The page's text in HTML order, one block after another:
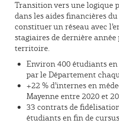
Transition vers une logique
dans les aides financières
constituer un réseau avec
stagiaires de dernière année
territoire.
Environ 400 étudiants
par le Département
+22 % d’internes en
Mayenne entre 2020 et
33 contrats de
étudiants en fin de